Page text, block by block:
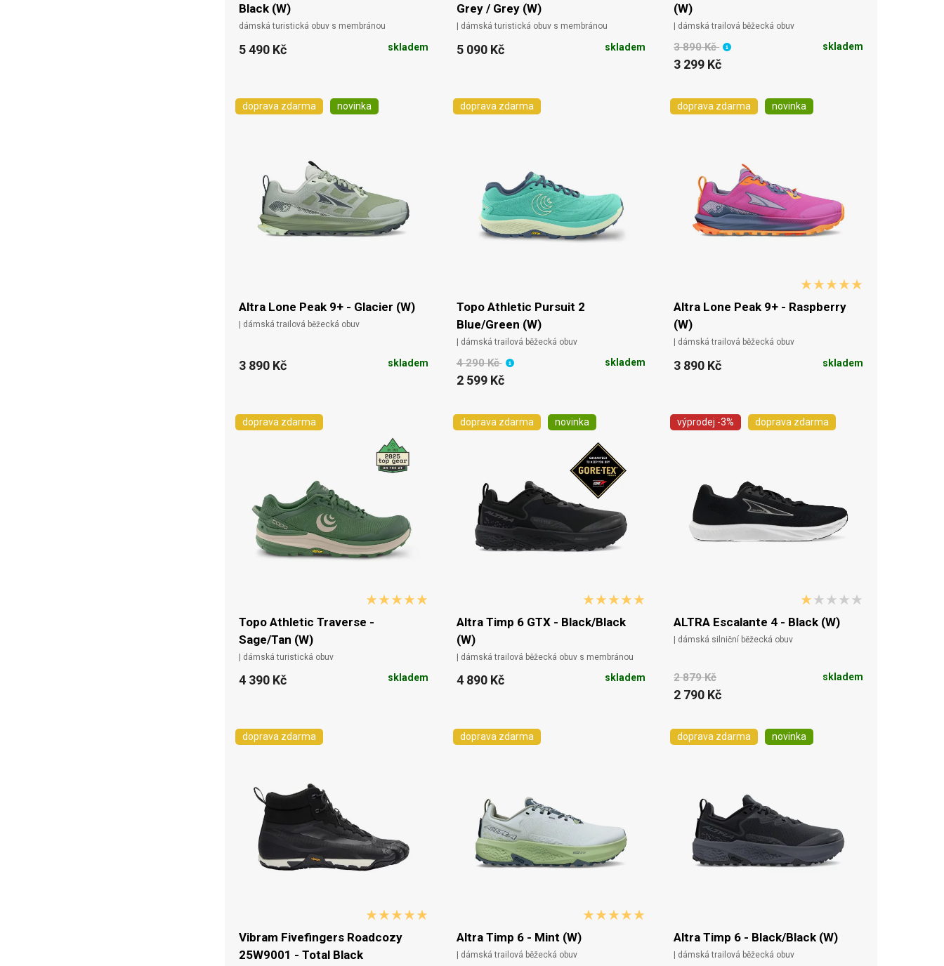
Black (W)
dámská turistická obuv s membránou
5 490 Kč skladem
Grey / Grey (W)
| dámská turistická obuv s membránou
5 090 Kč skladem
(W)
| dámská trailová běžecká obuv
3 890 Kč
3 299 Kč
skladem
doprava zdarma novinka
Altra Lone Peak 9+ - Glacier (W)
| dámská trailová běžecká obuv
3 890 Kč skladem
doprava zdarma
Topo Athletic Pursuit 2
Blue/Green (W)
| dámská trailová běžecká obuv
4 290 Kč
2 599 Kč
skladem
doprava zdarma novinka
Altra Lone Peak 9+ - Raspberry
(W)
| dámská trailová běžecká obuv
3 890 Kč skladem
doprava zdarma
Topo Athletic Traverse -
Sage/Tan (W)
| dámská turistická obuv
4 390 Kč skladem
doprava zdarma novinka
Altra Timp 6 GTX - Black/Black
(W)
| dámská trailová běžecká obuv s membránou
4 890 Kč skladem
výprodej -3% doprava zdarma
ALTRA Escalante 4 - Black (W)
| dámská silniční běžecká obuv
2 879 Kč
2 790 Kč
skladem
doprava zdarma
Vibram Fivefingers Roadcozy
25W9001 - Total Black
doprava zdarma
Altra Timp 6 - Mint (W)
| dámská trailová běžecká obuv
doprava zdarma novinka
Altra Timp 6 - Black/Black (W)
| dámská trailová běžecká obuv